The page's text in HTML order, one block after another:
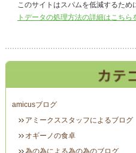
このサイトはスパムを低減するため
トデータの処理方法の詳細はこちら
amicusブログ
アミークススタッフによるブログ
オギーノの食卓